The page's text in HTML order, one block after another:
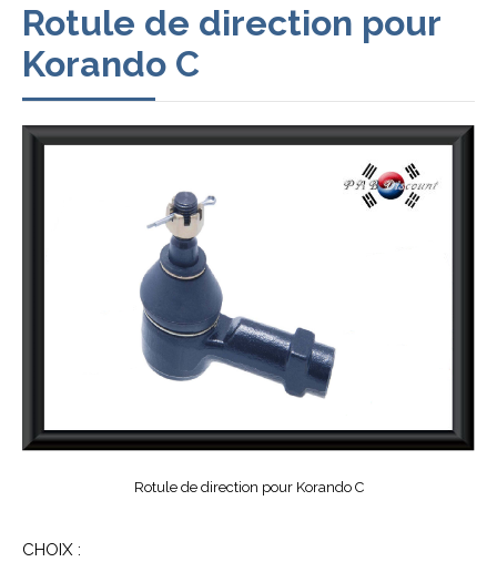
Rotule de direction pour
Korando C
Rotule de direction pour Korando C
CHOIX :